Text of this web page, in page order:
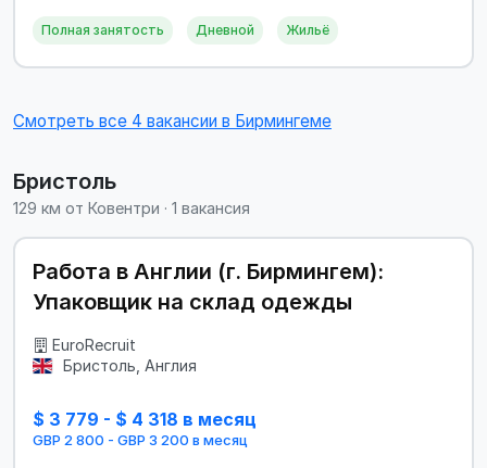
Полная занятость Дневной Жильё
Смотреть все 4 вакансии в Бирмингеме
Бристоль
129 км от Ковентри · 1 вакансия
Работа в Англии (г. Бирмингем):
Упаковщик на склад одежды
EuroRecruit
Бристоль, Англия
$ 3 779 - $ 4 318 в месяц
GBP 2 800 - GBP 3 200 в месяц